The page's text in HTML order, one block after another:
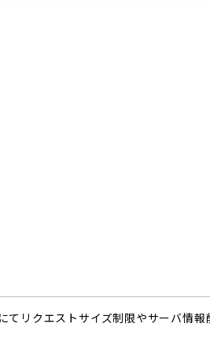
リクエストサイズ制限やサーバ情